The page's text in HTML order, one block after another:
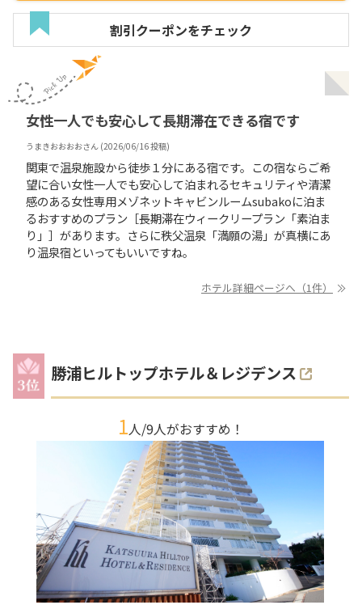
割引クーポンをチェック
女性一人でも安心して長期滞在できる宿です
うまきおおおおさん (2026/06/16投稿)
関東で温泉施設から徒歩１分にある宿です。この宿ならご希
望に合い女性一人でも安心して泊まれるセキュリティや清潔
感のある女性専用メゾネットキャビンルームsubakoに泊ま
るおすすめのプラン［長期滞在ウィークリープラン「素泊ま
り」］があります。さらに秩父温泉「満願の湯」が真横にあ
り温泉宿といってもいいですね。
ホテル詳細ページへ（1件）
勝浦ヒルトップホテル＆レジデンス
1人/9人がおすすめ！